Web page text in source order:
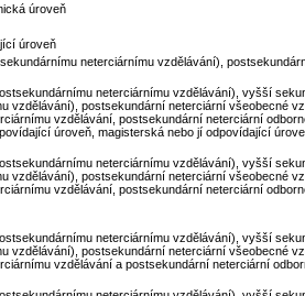
úroveň
úroveň
neterciárnímu vzdělávání),
neterciárnímu vzdělávání), vyšší
vzdělávání), postsekundární neterciární všeobecné
vzdělávání, postsekundární neterciární
úroveň, magisterská nebo jí odpovídající
neterciárnímu vzdělávání), vyšší
vzdělávání), postsekundární neterciární všeobecné
vzdělávání, postsekundární neterciární
neterciárnímu vzdělávání), vyšší
vzdělávání), postsekundární neterciární všeobecné
vzdělávání a postsekundární neterciární